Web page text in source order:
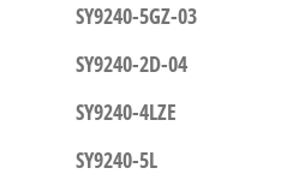
SY9240-5GZ-03
SY9240-2D-04
SY9240-4LZE
SY9240-5L